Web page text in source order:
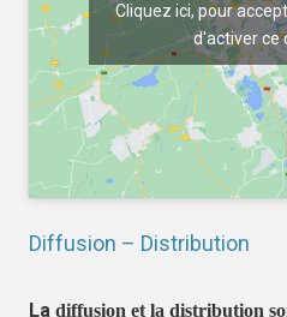
Cliquez ici, pour
d'activer ce
Diffusion – Distribution
La diffusion et la distribution